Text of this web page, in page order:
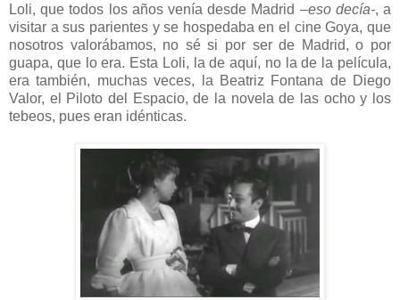
Loli, que todos los años venía desde Madrid –eso decía-, a
visitar a sus parientes y se hospedaba en el cine Goya, que
nosotros valorábamos, no sé si por ser de Madrid, o por
guapa, que lo era. Esta Loli, la de aquí, no la de la película,
era también, muchas veces, la Beatriz Fontana de Diego
Valor, el Piloto del Espacio, de la novela de las ocho y los
tebeos, pues eran idénticas.